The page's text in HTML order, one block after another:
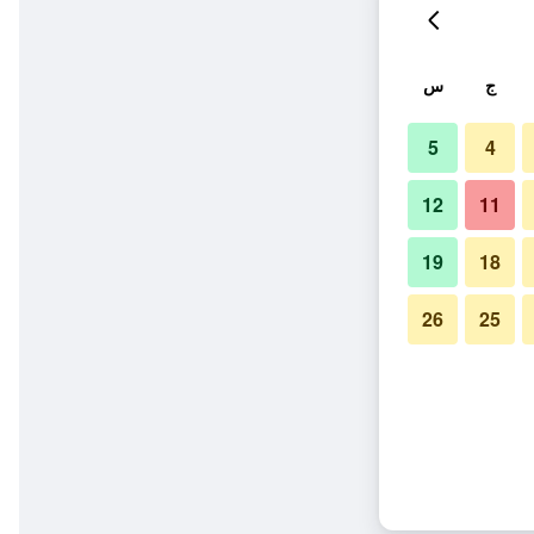
ج س
4
5
11
12
18
19
25
26